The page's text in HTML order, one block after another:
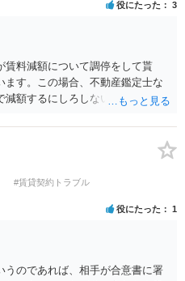
なりますので、署名押印前に内
相談することをおすすめしま
役にたった 3
賃料減額について調停をして貰
ます。この場合、不動産鑑定士な
減額するにしろしないにしろ公平
てください。
#賃貸契約トラブル
役にたった 1
うのであれば、相手が合意書に署